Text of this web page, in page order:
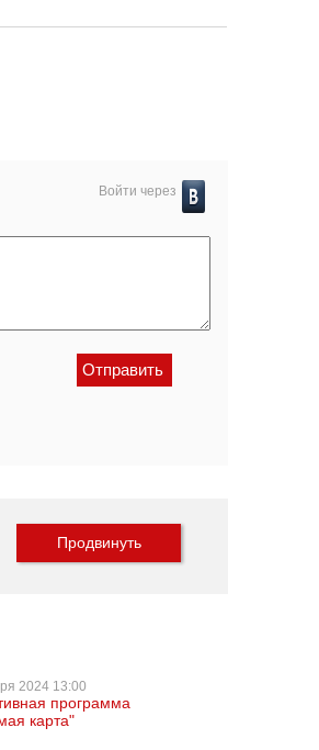
Войти через
Продвинуть
2024 13:00
программа
карта"